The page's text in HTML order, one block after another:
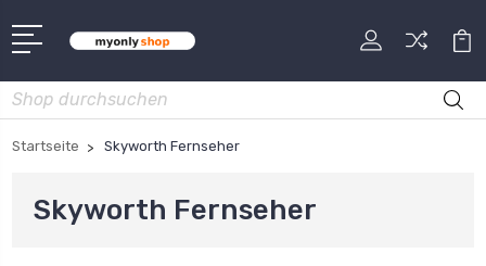
Suche
Startseite Skyworth Fernseher
Skyworth Fernseher